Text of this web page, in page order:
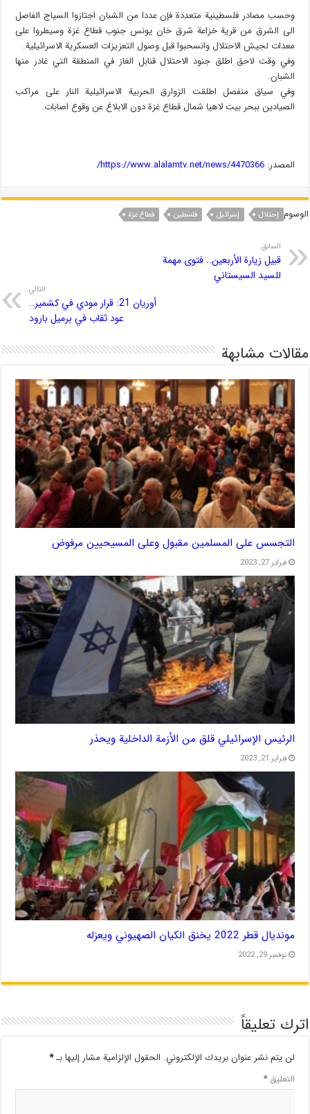
وحسب مصادر فلسطينية متعددة فإن عددا من الشبان اجتازوا السياج الفاصل
الى الشرق من قرية خزاعة شرق خان يونس جنوب قطاع غزة وسيطروا على
معدات لجيش الاحتلال وانسحبوا قبل وصول التعزيزات العسكرية الاسرائيلية.
وفي وقت لاحق اطلق جنود الاحتلال قنابل الغاز في المنطقة التي غادر منها
الشبان.
وفي سياق منفصل اطلقت الزوارق الحربية الاسرائيلية النار على مراكب
الصيادين ببحر بيت لاهيا شمال قطاع غزة دون الابلاغ عن وقوع اصابات.
المصدر:https://www.alalamtv.net/news/4470366/
الوسوم إحتلال إسرائیل فلسطین قطاع غزة
السابق
قبيل زيارة الأربعين.. فتوى مهمة
للسيد السيستاني
التالي
أوريان 21: قرار مودي في كشمير..
عود ثقاب في برميل بارود
مقالات مشابهة
التجسس على المسلمين مقبول وعلى المسيحيين مرفوض
فبراير 27, 2023
الرئيس الإسرائيلي قلق من الأزمة الداخلية ويحذر
فبراير 21, 2023
مونديال قطر 2022 يخنق الكيان الصهيوني ويعزله
نوفمبر 29, 2022
اترك تعليقاً
لن يتم نشر عنوان بريدك الإلكتروني. الحقول الإلزامية مشار إليها بـ*
التعليق*